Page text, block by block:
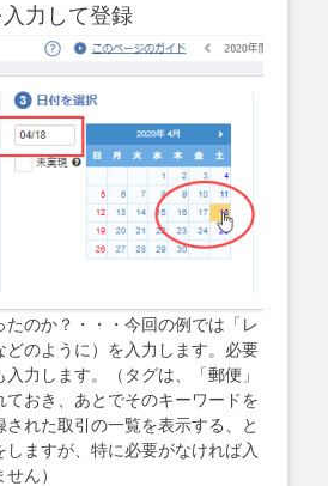
力して登録
たのか？・・・今回の例では「レ
どのように）を入力します。必要
力します。（タグは、「郵便」
ておき、あとでそのキーワードを
された取引の一覧を表示する、と
しますが、特に必要がなければ入
ん）